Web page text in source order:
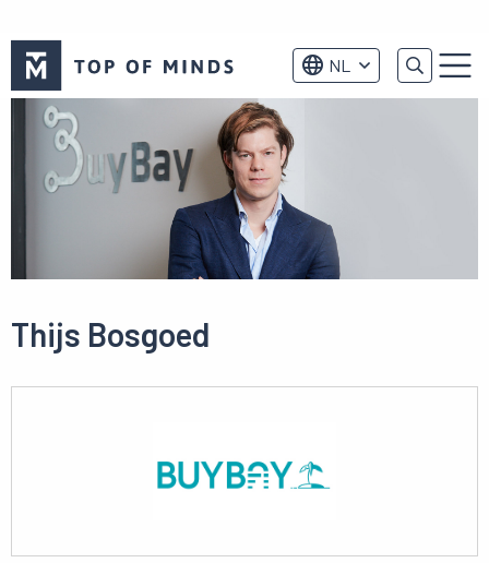
of
Minds
logo
NL Menu
Thijs Bosgoed